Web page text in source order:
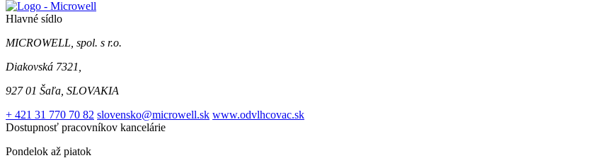
Hlavné sídlo
MICROWELL, spol. s r.o.
Diakovská 7321,
927 01 Šaľa, SLOVAKIA
+ 421 31 770 70 82 slovensko@microwell.sk www.odvlhcovac.sk
Dostupnosť pracovníkov kancelárie
Pondelok až piatok